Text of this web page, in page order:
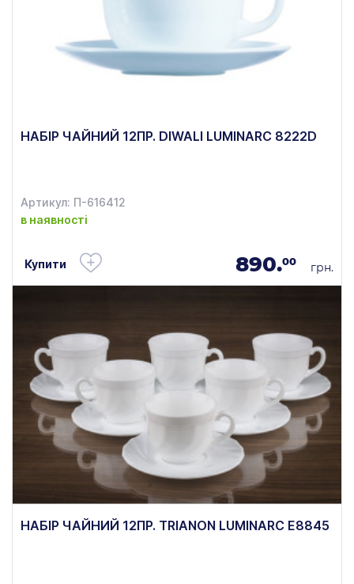
НАБІР ЧАЙНИЙ 12ПР. DIWALI LUMINARC 8222D
Артикул: П-616412
в наявності
Купити 890.00 грн.
НАБІР ЧАЙНИЙ 12ПР. TRIANON LUMINARC E8845